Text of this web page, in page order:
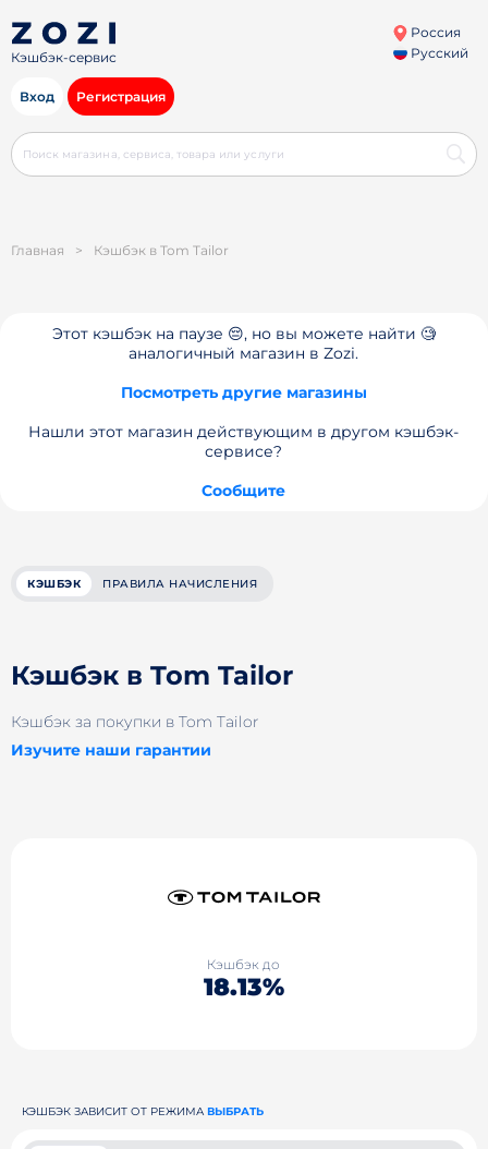
Кэшбэк-сервис
Россия
Русский
Вход Регистрация
Главная > Кэшбэк в Tom Tailor
Этот кэшбэк на паузе 😔, но вы можете найти 🧐
аналогичный магазин в Zozi.
Посмотреть другие магазины
Нашли этот магазин действующим в другом кэшбэк-
сервисе?
Сообщите
КЭШБЭК ПРАВИЛА НАЧИСЛЕНИЯ
Кэшбэк в Tom Tailor
Кэшбэк за покупки в Tom Tailor
Изучите наши гарантии
Кэшбэк до
18.13%
КЭШБЭК ЗАВИСИТ ОТ РЕЖИМА ВЫБРАТЬ